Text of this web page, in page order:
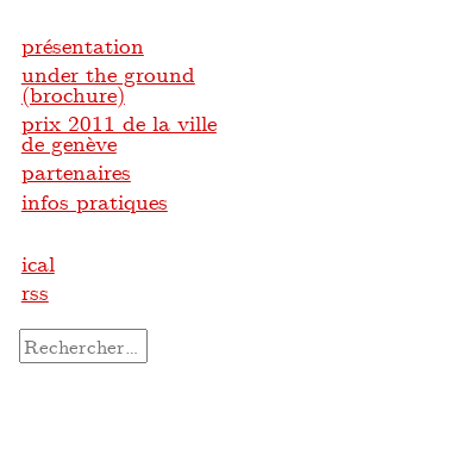
présentation
under the ground
(brochure)
prix 2011 de la ville
de genève
partenaires
infos pratiques
ical
rss
Rechercher :